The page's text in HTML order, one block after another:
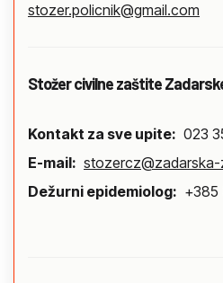
stozer.policnik@gmail.com
Stožer civilne zaštite
Kontakt za sve upite: 023
E-mail: stozercz@zadarska-
Dežurni epidemiolog: +385